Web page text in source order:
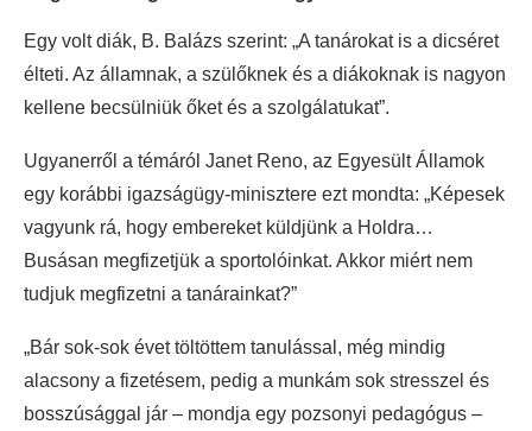
Egy volt diák, B. Balázs szerint: „A tanárokat is a dicséret
élteti. Az államnak, a szülőknek és a diákoknak is nagyon
kellene becsülniük őket és a szolgálatukat”.
Ugyanerről a témáról Janet Reno, az Egyesült Államok
egy korábbi igazságügy-minisztere ezt mondta: „Képesek
vagyunk rá, hogy embereket küldjünk a Holdra…
Busásan megfizetjük a sportolóinkat. Akkor miért nem
tudjuk megfizetni a tanárainkat?”
„Bár sok-sok évet töltöttem tanulással, még mindig
alacsony a fizetésem, pedig a munkám sok stresszel és
bosszúsággal jár – mondja egy pozsonyi pedagógus –